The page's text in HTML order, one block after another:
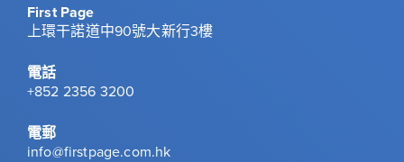
First Page
上環干諾道中90號大新行3樓
電話
+852 2356 3200
電郵
info@firstpage.com.hk